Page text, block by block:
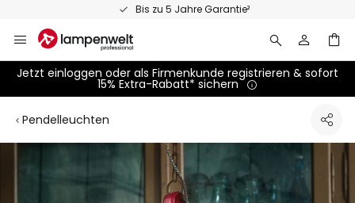
Bis zu 5 Jahre Garantie²
Inhalt
springen
Jetzt einloggen oder als Firmenkunde registrieren & sofort
15% Extra-Rabatt* sichern
Pendelleuchten